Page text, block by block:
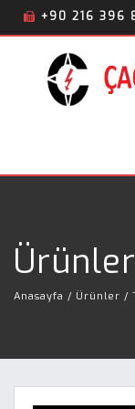
+90 216 396
Ürünler
Anasayfa / Ürünler /